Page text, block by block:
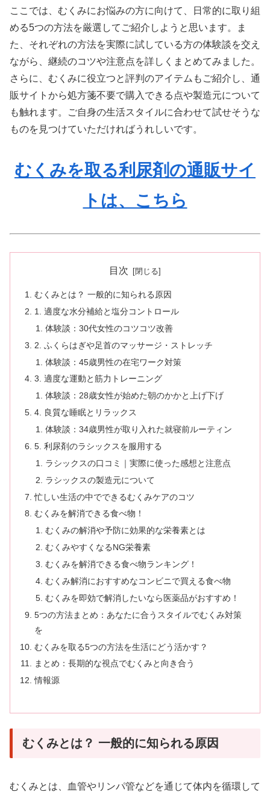
ここでは、むくみにお悩みの方に向けて、日常的に取り組
める5つの方法を厳選してご紹介しようと思います。ま
た、それぞれの方法を実際に試している方の体験談を交え
ながら、継続のコツや注意点を詳しくまとめてみました。
さらに、むくみに役立つと評判のアイテムもご紹介し、通
販サイトから処方箋不要で購入できる点や製造元について
も触れます。ご自身の生活スタイルに合わせて試せそうな
ものを見つけていただければうれしいです。
むくみを取る利尿剤の通販サイ
トは、こちら
目次
むくみとは？ 一般的に知られる原因
1. 適度な水分補給と塩分コントロール
体験談：30代女性のコツコツ改善
2. ふくらはぎや足首のマッサージ・ストレッチ
体験談：45歳男性の在宅ワーク対策
3. 適度な運動と筋力トレーニング
体験談：28歳女性が始めた朝のかかと上げ下げ
4. 良質な睡眠とリラックス
体験談：34歳男性が取り入れた就寝前ルーティン
5. 利尿剤のラシックスを服用する
ラシックスの口コミ｜実際に使った感想と注意点
ラシックスの製造元について
忙しい生活の中でできるむくみケアのコツ
むくみを解消できる食べ物！
むくみの解消や予防に効果的な栄養素とは
むくみやすくなるNG栄養素
むくみを解消できる食べ物ランキング！
むくみ解消におすすめなコンビニで買える食べ物
むくみを即効で解消したいなら医薬品がおすすめ！
5つの方法まとめ：あなたに合うスタイルでむくみ対策
を
むくみを取る5つの方法を生活にどう活かす？
まとめ：長期的な視点でむくみと向き合う
情報源
むくみとは？ 一般的に知られる原因
むくみとは、血管やリンパ管などを通じて体内を循環して